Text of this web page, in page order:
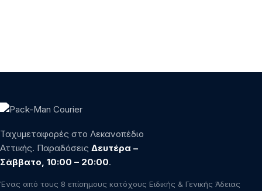
Ταχυμεταφορές στο Λεκανοπέδιο
Αττικής. Παραδόσεις Δευτέρα –
Σάββατο, 10:00 – 20:00.
Ένας από τους 8 επίσημους κατόχους Ειδικής & Γενικής Άδειας